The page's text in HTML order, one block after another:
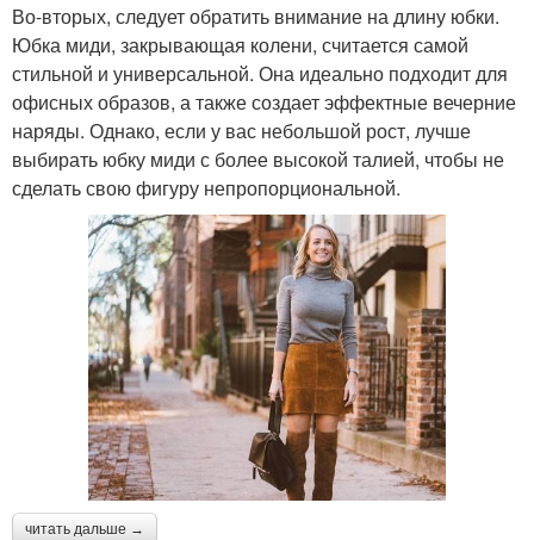
Юбка по типу
Во-вторых, следует обратить внимание на длину юбки.
Юбка миди, закрывающая колени, считается самой
стильной и универсальной. Она идеально подходит для
офисных образов, а также создает эффектные вечерние
наряды. Однако, если у вас небольшой рост, лучше
выбирать юбку миди с более высокой талией, чтобы не
сделать свою фигуру непропорциональной.
читать дальше →